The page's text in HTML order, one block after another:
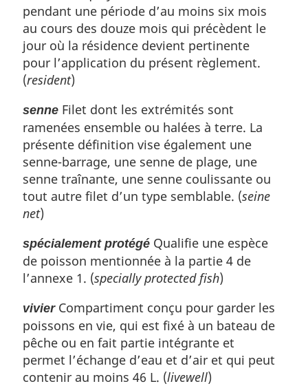
pendant une période d’au moins six mois
au cours des douze mois qui précèdent le
jour où la résidence devient pertinente
pour l’application du présent règlement.
(resident)
senne Filet dont les extrémités sont
ramenées ensemble ou halées à terre. La
présente définition vise également une
senne-barrage, une senne de plage, une
senne traînante, une senne coulissante ou
tout autre filet d’un type semblable. (seine
net)
spécialement protégé Qualifie une espèce
de poisson mentionnée à la partie 4 de
l’annexe 1. (specially protected fish)
vivierCompartiment conçu pour garder les
poissons en vie, qui est fixé à un bateau de
pêche ou en fait partie intégrante et
permet l’échange d’eau et d’air et qui peut
contenir au moins 46 L. (livewell)